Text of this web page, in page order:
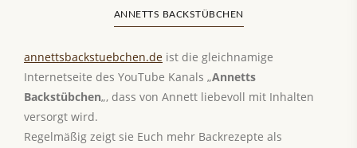
ANNETTS BACKSTÜBCHEN
annettsbackstuebchen.de ist die gleichnamige
Internetseite des YouTube Kanals „Annetts
Backstübchen„, dass von Annett liebevoll mit Inhalten
versorgt wird.
Regelmäßig zeigt sie Euch mehr Backrezepte als